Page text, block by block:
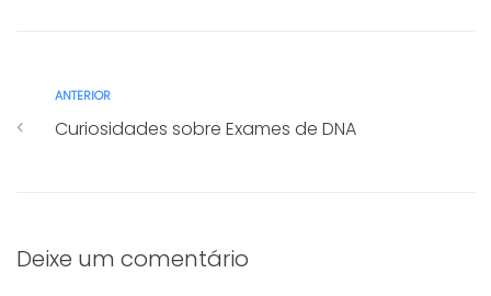
ANTERIOR
Curiosidades sobre Exames de DNA
Deixe um comentário